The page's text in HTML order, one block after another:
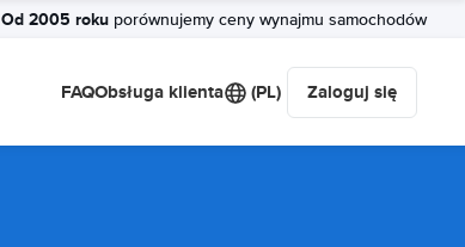
Od 2005 roku porównujemy ceny wynajmu samochodów
FAQObsługa klienta (PL) Zaloguj się